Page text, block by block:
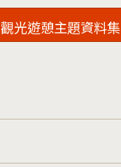
觀光遊憩主題資料集